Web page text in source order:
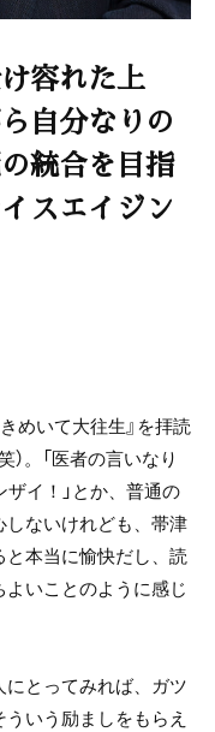
容れた上
自分なりの
統合を目指
スエイジン
めいて大往生』を拝読
。「医者の言いなり
ザイ！」とか、普通の
ないけれども、帯津
本当に愉快だし、読
いことのように感じ
とってみれば、ガツ
いう励ましをもらえ